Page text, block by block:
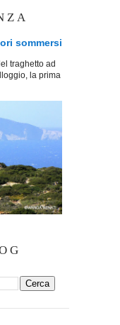
sommersi
traghetto ad
la prima